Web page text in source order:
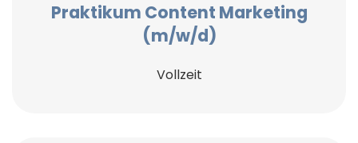
Praktikum Content Marketing
(m/w/d)
Vollzeit